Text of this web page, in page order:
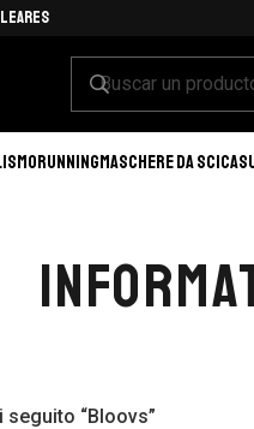
RUNNINGMASCHERE DA SCI
“Bloovs”